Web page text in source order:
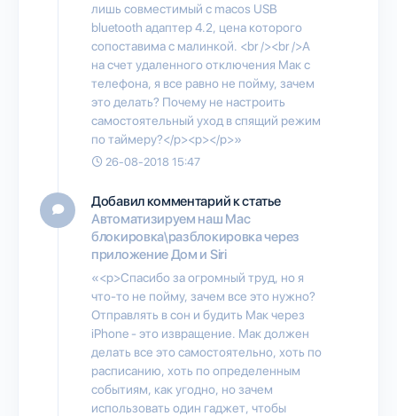
лишь совместимый с macos USB
bluetooth адаптер 4.2, цена которого
сопоставима с малинкой. <br /><br />А
на счет удаленного отключения Мак с
телефона, я все равно не пойму, зачем
это делать? Почему не настроить
самостоятельный уход в спящий режим
по таймеру?</p><p></p>»
26-08-2018 15:47
Добавил комментарий к статье
Автоматизируем наш Mac
блокировка\разблокировка через
приложение Дом и Siri
«<p>Спасибо за огромный труд, но я
что-то не пойму, зачем все это нужно?
Отправлять в сон и будить Мак через
iPhone - это извращение. Мак должен
делать все это самостоятельно, хоть по
расписанию, хоть по определенным
событиям, как угодно, но зачем
использовать один гаджет, чтобы